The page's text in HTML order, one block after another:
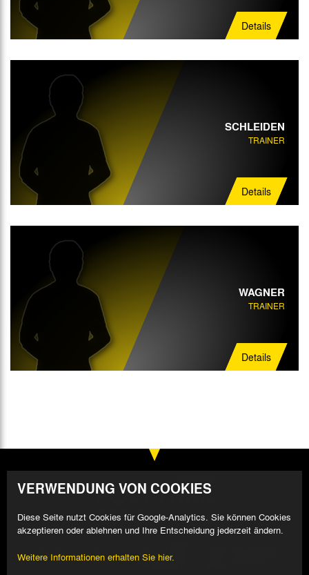
Details
SCHLEIDEN
TRAINER
Details
WAGNER
TRAINER
Details
VERWENDUNG VON COOKIES
Diese Seite nutzt Cookies für Google-Analytics. Sie können Cookies
akzeptieren oder ablehnen und Ihre Entscheidung jederzeit ändern.
Weitere Informationen erhalten Sie hier.